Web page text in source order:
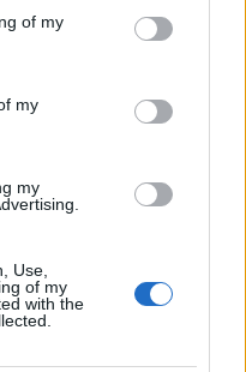
You may click to
its third-party tags to
in below Google
of my
my
my
Use,
of my
with the
Flash.gr